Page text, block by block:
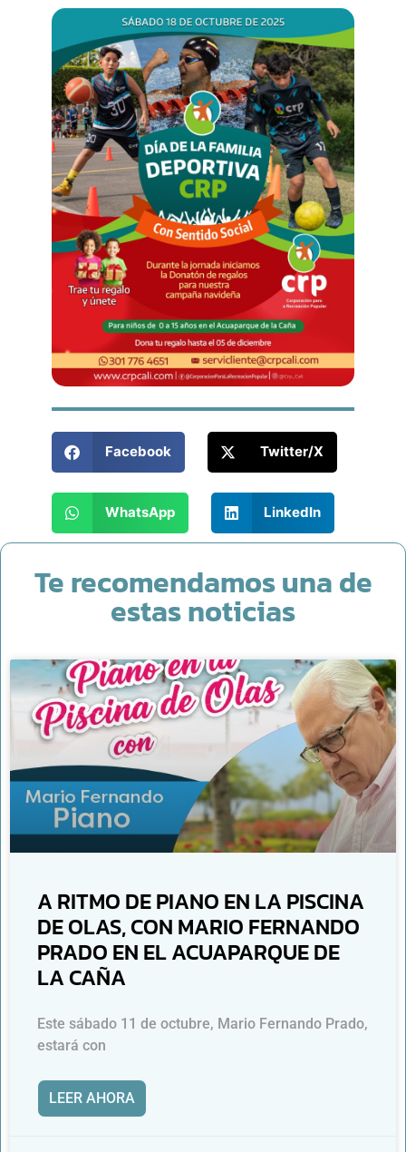
Facebook Twitter/X
WhatsApp LinkedIn
Te recomendamos una de
estas noticias
A RITMO DE PIANO EN LA PISCINA
DE OLAS, CON MARIO FERNANDO
PRADO EN EL ACUAPARQUE DE
LA CAÑA
Este sábado 11 de octubre, Mario Fernando Prado,
estará con
LEER AHORA